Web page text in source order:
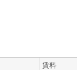
賃料